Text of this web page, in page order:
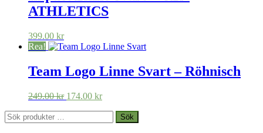
ATHLETICS
399.00 kr
Rea!
Team Logo Linne Svart – Röhnisch
249.00kr Det
174.00 krDet
priset
Sök
efter:
Sök